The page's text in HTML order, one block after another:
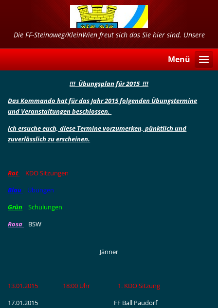
Die FF-Steinaweg/KleinWien freut sich das Sie hier sind. Unsere
Menü
!!! Übungsplan für 2015 !!!
Das Kommando hat für das Jahr 2015 folgenden Übungstermine
und Veranstaltungen beschlossen.
Ich ersuche euch, diese Termine vorzumerken, pünktlich und
zuverlässlich zu erscheinen.
Rot
KDO Sitzungen
Blau
Übungen
Grün Schulungen
Rosa
BSW
Jänner
13.01.2015 18:00 Uhr 1. KDO Sitzung
17.01.2015 FF Ball Paudorf